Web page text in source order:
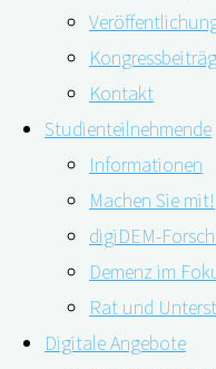
Kontakt
Studienteilnehmende
Informationen
Machen Sie mit!
digiDEM-
Demenz im
Rat und
Digitale Angebote
Medikamente für
– Faktencheck zu
11.05.2023